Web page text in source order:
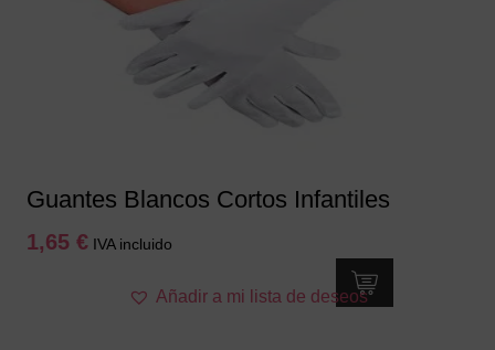
Guantes Blancos Cortos Infantiles
1,65 € IVA incluido
Añadir a mi lista de deseos